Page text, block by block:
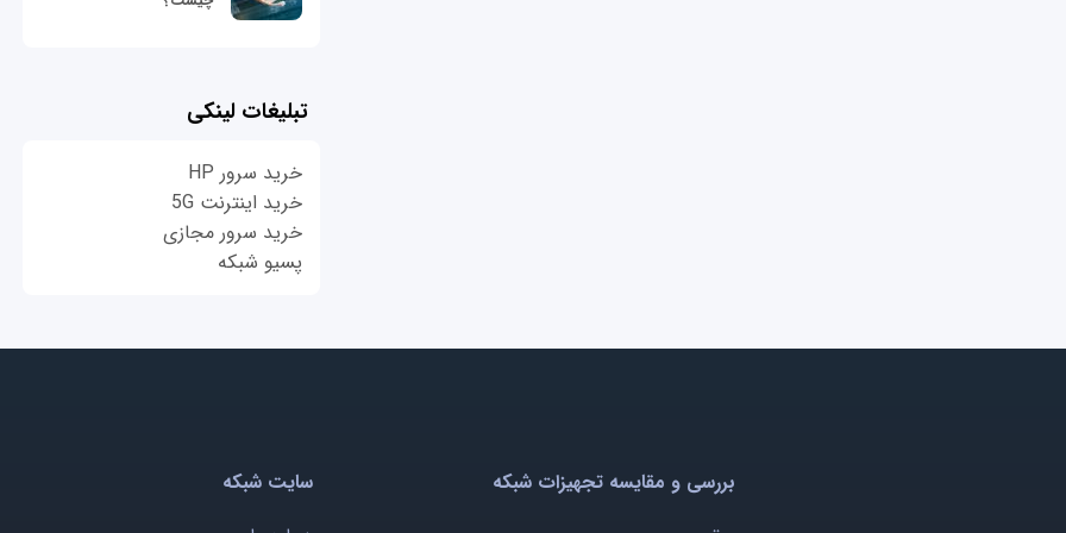
تبلیغات لینکی
خرید سرور HP
خرید اینترنت 5G
خرید سرور مجازی
پسیو شبکه
بررسی و مقایسه تجهیزات شبکه
سایت شبکه